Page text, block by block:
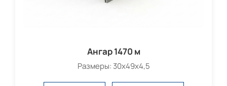
Ангар 1470 м
Размеры: 30х49х4,5